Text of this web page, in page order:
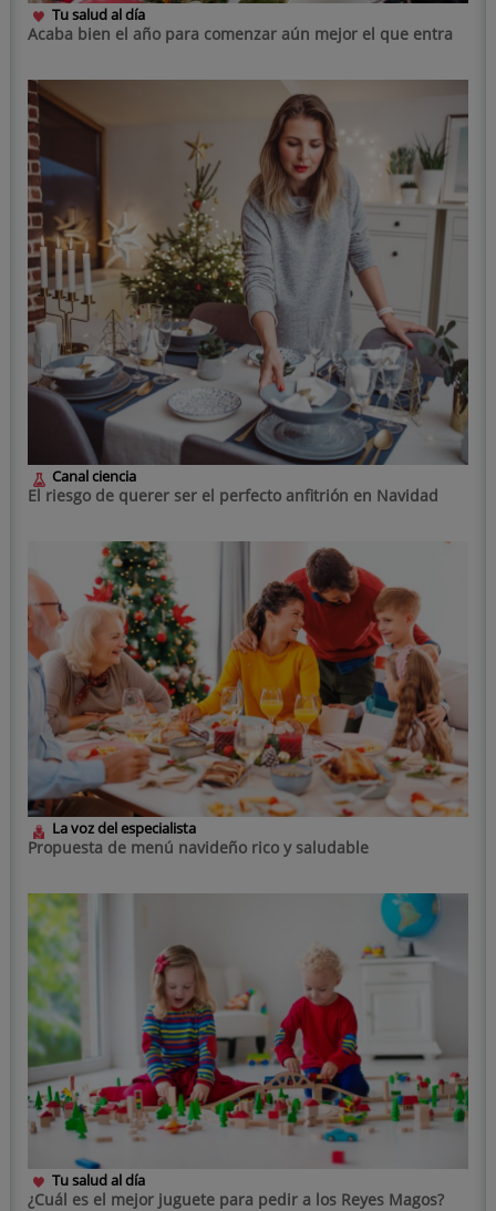
Tu salud al día
Acaba bien el año para comenzar aún mejor el que entra
Canal ciencia
El riesgo de querer ser el perfecto anfitrión en Navidad
La voz del especialista
Propuesta de menú navideño rico y saludable
Tu salud al día
¿Cuál es el mejor juguete para pedir a los Reyes Magos?